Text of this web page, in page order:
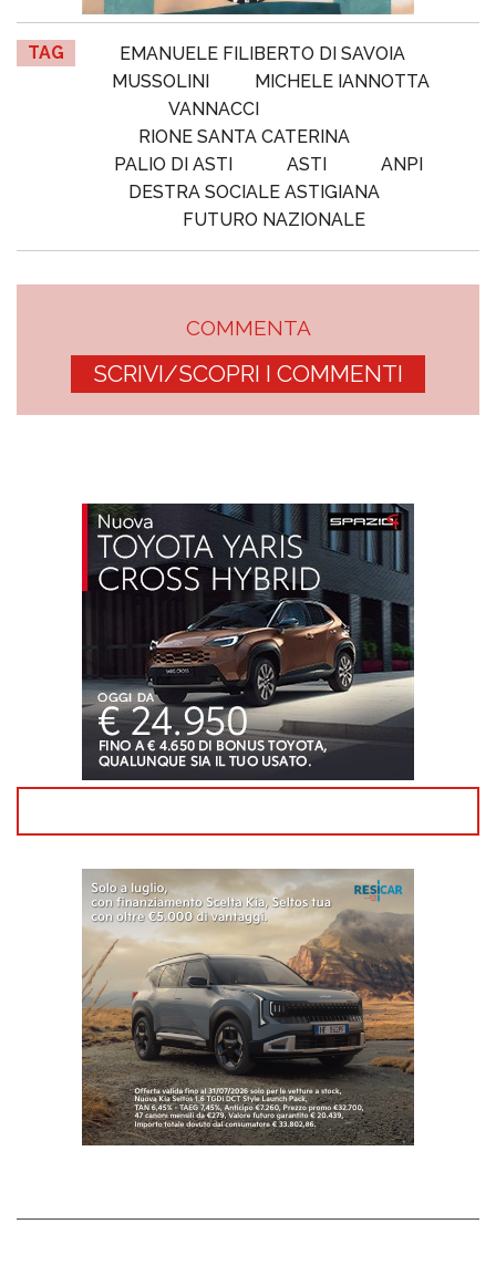
TAG
EMANUELE FILIBERTO DI SAVOIA
MUSSOLINI
MICHELE IANNOTTA
VANNACCI
RIONE SANTA CATERINA
PALIO DI ASTI
ASTI
ANPI
DESTRA SOCIALE ASTIGIANA
FUTURO NAZIONALE
COMMENTA
SCRIVI/SCOPRI I COMMENTI